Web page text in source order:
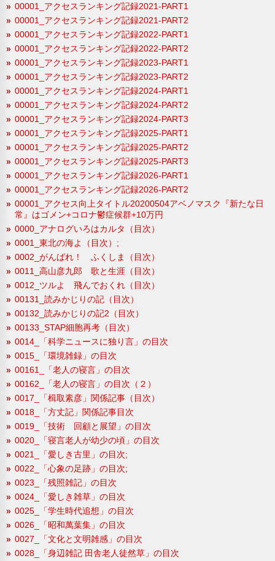
00001_アクセスランキング記録2021-PART1
00001_アクセスランキング記録2021-PART2
00001_アクセスランキング記録2022-PART1
00001_アクセスランキング記録2022-PART2
00001_アクセスランキング記録2023-PART1
00001_アクセスランキング記録2023-PART2
00001_アクセスランキング記録2024-PART1
00001_アクセスランキング記録2024-PART2
00001_アクセスランキング記録2024-PART3
00001_アクセスランキング記録2025-PART1
00001_アクセスランキング記録2025-PART2
00001_アクセスランキング記録2025-PART3
00001_アクセスランキング記録2026-PART1
00001_アクセスランキング記録2026-PART2
00001_アクセス向上タイトル20200504アベノマスク『新たな日
常』はゴメン+コロナ鬱症候群+10万円
0000_アナログいろはカルタ（目次）
0001_東北の海よ（目次）;
0002_がんばれ！ ふくしま（目次）
0011_高山彦九郎 歌と生涯（目次）
0012_ツルよ 飛んでおくれ（目次）
00131_読みかじりの記（目次）
00132_読みかじりの記2（目次）
00133_STAP細胞再考（目次）
0014_「科学ニュースに独り言」の目次
0015_「環境雑録」の目次
00161_「老人の寝言」の目次
00162_「老人の寝言」の目次（２）
0017_「楫取素彦」関係記事（目次）
0018_「方丈記」関係記事目次
0019_「技術 回顧と展望」の目次
0020_「寝言老人が幼少の頃」の目次
0021_「愛しき古里」の目次;
0022_「心象の足跡」の目次;
0023_「残照雑記」の目次
0024_「愛しき雑草」の目次
0025_「学生時代追想」の目次
0026_「昭和萬葉集」の目次
0027_「文化と文明雑感」の目次
0028_「身辺雑記 田舎老人徒然草」の目次